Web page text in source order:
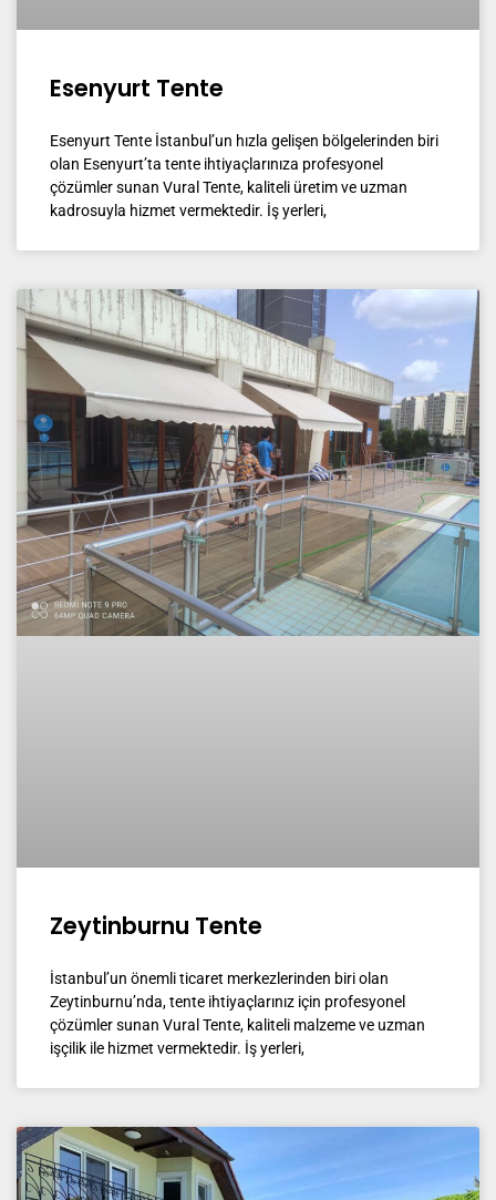
Esenyurt Tente
Esenyurt Tente İstanbul’un hızla gelişen bölgelerinden biri
olan Esenyurt’ta tente ihtiyaçlarınıza profesyonel
çözümler sunan Vural Tente, kaliteli üretim ve uzman
kadrosuyla hizmet vermektedir. İş yerleri,
Zeytinburnu Tente
İstanbul’un önemli ticaret merkezlerinden biri olan
Zeytinburnu’nda, tente ihtiyaçlarınız için profesyonel
çözümler sunan Vural Tente, kaliteli malzeme ve uzman
işçilik ile hizmet vermektedir. İş yerleri,